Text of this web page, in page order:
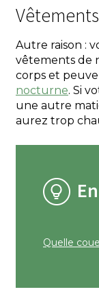
Autre raison :
vêtements de
corps et
nocturne. Si
une autre
aurez trop
Quelle